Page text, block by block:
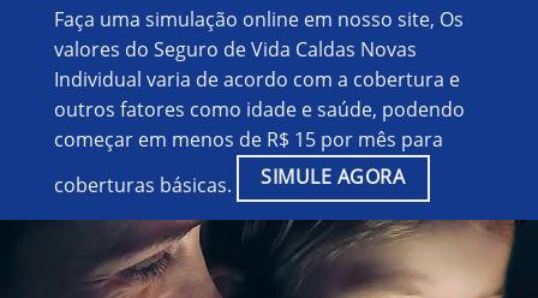
Faça uma simulação online em nosso site, Os
valores do Seguro de Vida Caldas Novas
Individual varia de acordo com a cobertura e
outros fatores como idade e saúde, podendo
começar em menos de R$ 15 por mês para
coberturas básicas.
SIMULE AGORA